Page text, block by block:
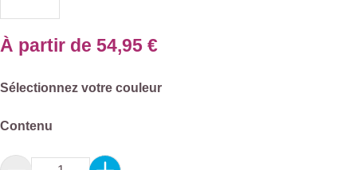
À partir de 54,95 €
Sélectionnez
Sélectionnez votre couleur
Sélectionnez
Contenu